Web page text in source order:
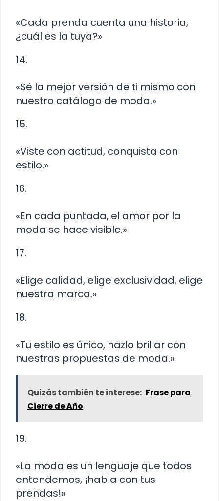
«Cada prenda cuenta una historia,
¿cuál es la tuya?»
14.
«Sé la mejor versión de ti mismo con
nuestro catálogo de moda.»
15.
«Viste con actitud, conquista con
estilo.»
16.
«En cada puntada, el amor por la
moda se hace visible.»
17.
«Elige calidad, elige exclusividad, elige
nuestra marca.»
18.
«Tu estilo es único, hazlo brillar con
nuestras propuestas de moda.»
Quizás también te interese: Frase para
Cierre de Año
19.
«La moda es un lenguaje que todos
entendemos, ¡habla con tus
prendas!»